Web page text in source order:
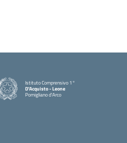
Istituto Comprensivo 1°
D'Acquisto - Leone
Pomigliano d'Arco
— Visita la pagina iniziale della scuola